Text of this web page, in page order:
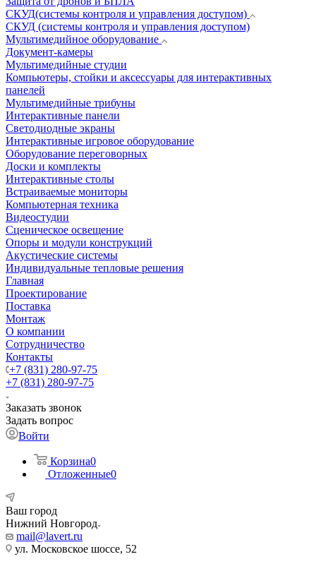
СКУД(системы контроля и управления доступом)
СКУД (системы контроля и управления доступом)
Мультимедийное оборудование
Документ-камеры
Мультимедийные студии
Компьютеры, стойки и аксессуары для интерактивных
панелей
Мультимедийные трибуны
Интерактивные панели
Светодиодные экраны
Интерактивные игровое оборудование
Оборудование переговорных
Доски и комплекты
Интерактивные столы
Встраиваемые мониторы
Компьютерная техника
Видеостудии
Cценическое освещение
Опоры и модули конструкций
Акустические системы
Индивидуальные тепловые решения
Главная
Проектирование
Поставка
Монтаж
О компании
Сотрудничество
Контакты
+7 (831) 280-97-75
+7 (831) 280-97-75
Заказать звонок
Задать вопрос
Войти
Корзина0
Отложенные0
Ваш город
Нижний Новгород
mail@lavert.ru
ул. Московское шоссе, 52